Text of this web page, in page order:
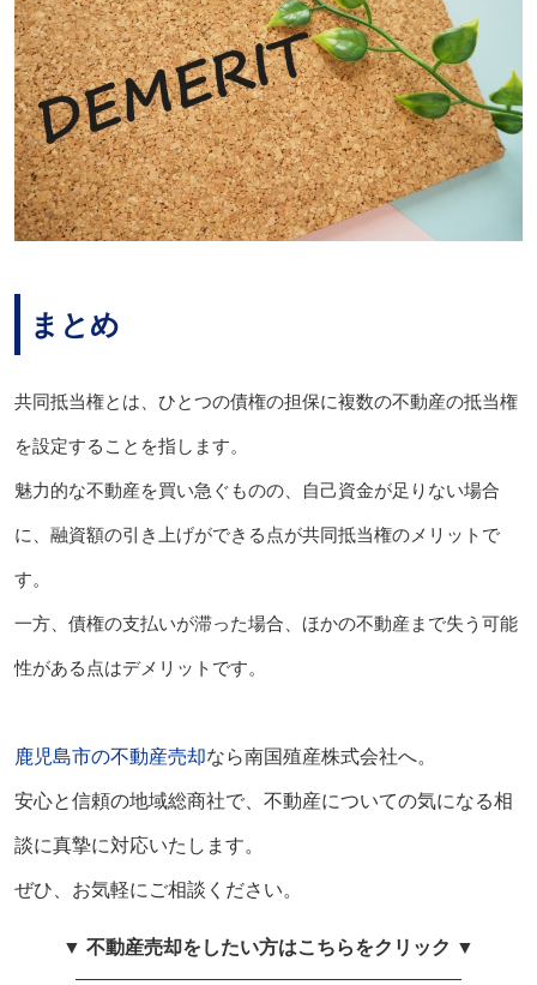
まとめ
共同抵当権とは、ひとつの債権の担保に複数の不動産の抵当権
を設定することを指します。
魅力的な不動産を買い急ぐものの、自己資金が足りない場合
に、融資額の引き上げができる点が共同抵当権のメリットで
す。
一方、債権の支払いが滞った場合、ほかの不動産まで失う可能
性がある点はデメリットです。
鹿児島市の不動産売却なら南国殖産株式会社へ。
安心と信頼の地域総商社で、不動産についての気になる相
談に真摯に対応いたします。
ぜひ、お気軽にご相談ください。
▼ 不動産売却をしたい方はこちらをクリック ▼